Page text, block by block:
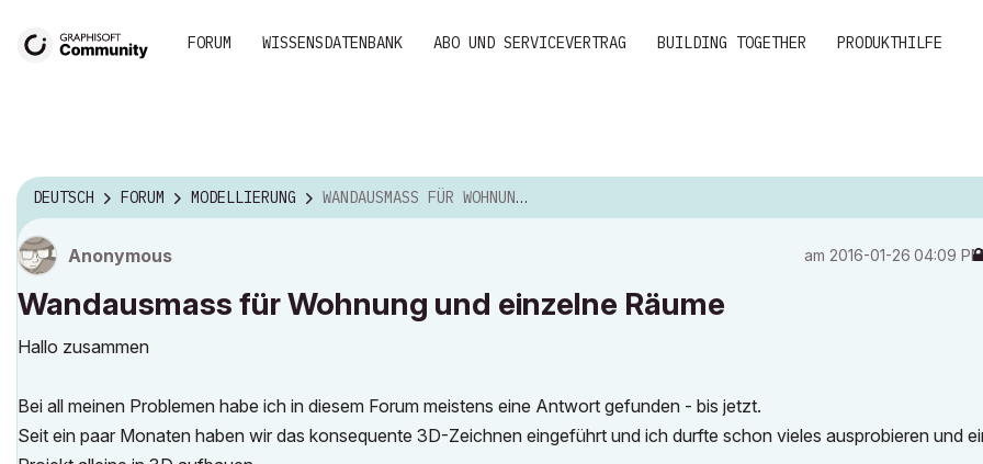
FORUM WISSENSDATENBANK ABO UND SERVICEVERTRAG BUILDING TOGETHER PRODUKTHILFE
DEUTSCH FORUM MODELLIERUNG WANDAUSMASS FÜR WOHNUNG UND EINZELNE RÄUME
Anonymous am ‎2016-01-26 04:09 PM
Wandausmass für Wohnung und einzelne Räume
Hallo zusammen
Bei all meinen Problemen habe ich in diesem Forum meistens eine Antwort gefunden - bis jetzt.
Seit ein paar Monaten haben wir das konsequente 3D-Zeichnen eingeführt und ich durfte schon vieles ausprobieren und